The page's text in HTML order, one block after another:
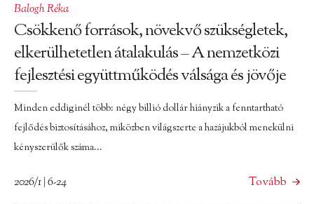
Balogh Réka
Csökkenő források, növekvő szükségletek,
elkerülhetetlen átalakulás – A nemzetközi
fejlesztési együttműködés válsága és jövője
Minden eddiginél több: négy billió dollár hiányzik a fenntartható
fejlődés biztosításához, miközben világszerte a hazájukból menekülni
kényszerülők száma...
2026/1 | 6-24 Tovább